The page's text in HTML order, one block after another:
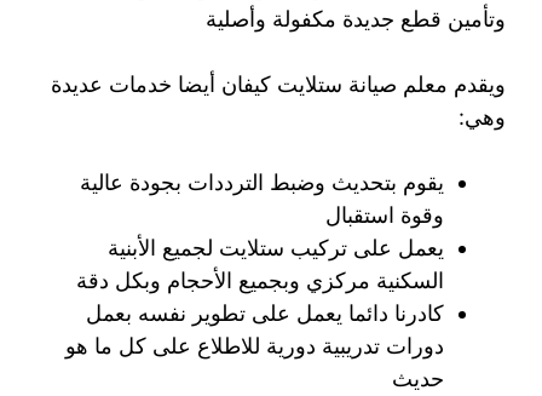
وتأمين قطع جديدة مكفولة وأصلية
ويقدم معلم صيانة ستلايت كيفان أيضا خدمات عديدة
وهي:
يقوم بتحديث وضبط الترددات بجودة عالية
وقوة استقبال
يعمل على تركيب ستلايت لجميع الأبنية
السكنية مركزي وبجميع الأحجام وبكل دقة
كادرنا دائما يعمل على تطوير نفسه بعمل
دورات تدريبية دورية للاطلاع على كل ما هو
حديث